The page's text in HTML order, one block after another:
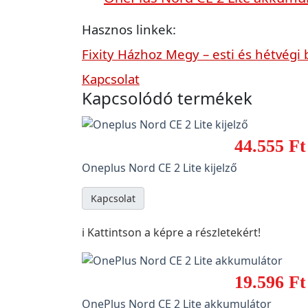
Hasznos linkek:
Fixity Házhoz Megy – esti és hétvégi
Kapcsolat
Kapcsolódó termékek
44.555 Ft
Oneplus Nord CE 2 Lite kijelző
Kapcsolat
ℹ️ Kattintson a képre a részletekért!
19.596 Ft
OnePlus Nord CE 2 Lite akkumulátor